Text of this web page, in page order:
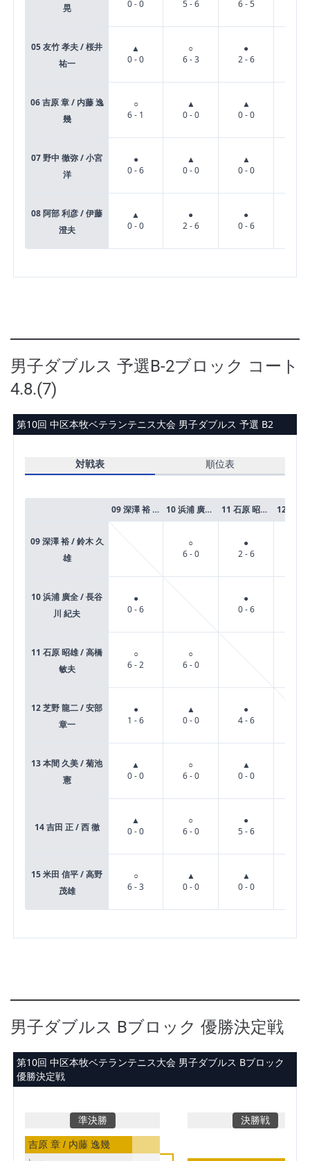
男子ダブルス 予選B-2ブロック コート
4.8.(7)
男子ダブルス Bブロック 優勝決定戦